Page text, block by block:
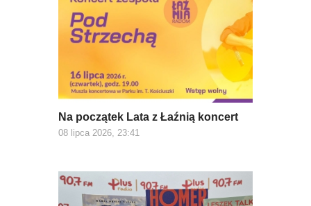
Na początek Lata z Łaźnią koncert
08 lipca 2026, 23:41